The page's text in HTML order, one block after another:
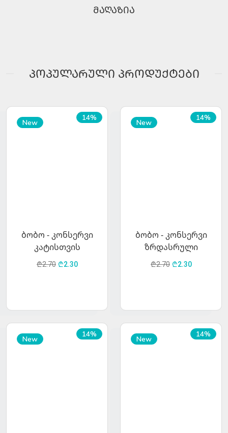
მაღაზია
პოპულარული პროდუქტები
14%
New
ბობო - კონსერვი
კატისთვის
ინდაურის ხორცით
₾2.70₾2.30
14%
New
ბობო - კონსერვი
ზრდასრული
კატებისთვის ტუნას
₾2.70₾2.30
14%
New
14%
New